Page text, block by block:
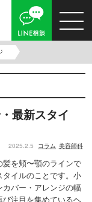
最新スタイ
2025.2.5 コラム 美容師科
を頬〜顎のラインで
イルのことです。小
バー・アレンジの幅
注目を集めているヘ